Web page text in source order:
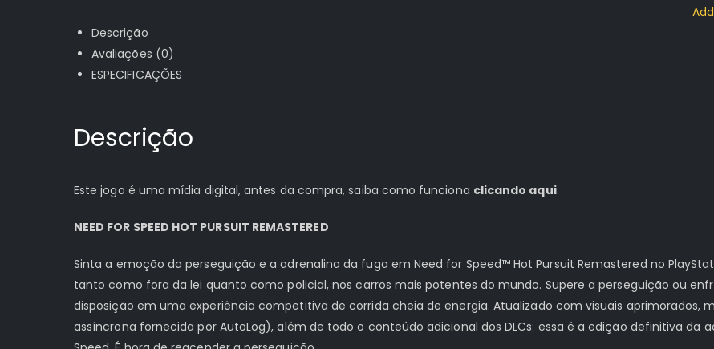
Descrição
Avaliações (0)
ESPECIFICAÇÕES
Descrição
Este jogo é uma mídia digital, antes da compra, saiba como funciona clicando aqui.
NEED FOR SPEED HOT PURSUIT REMASTERED
Sinta a emoção da perseguição e a adrenalina da fuga em Need for Speed™ Hot Pursuit Remastered no
tanto como fora da lei quanto como policial, nos carros mais potentes do mundo. Supere a perseguição ou
disposição em uma experiência competitiva de corrida cheia de energia. Atualizado com visuais aprimorados,
assíncrona fornecida por AutoLog), além de todo o conteúdo adicional dos DLCs: essa é a edição definitiva da